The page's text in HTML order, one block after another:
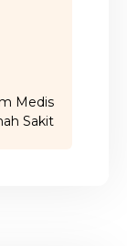
Medis
Sakit